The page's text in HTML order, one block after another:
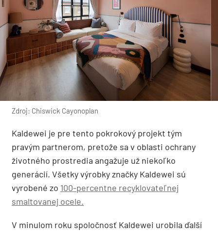
Zdroj: Chiswick Cayonoplan
Kaldewei je pre tento pokrokový projekt tým
pravým partnerom, pretože sa v oblasti ochrany
životného prostredia angažuje už niekoľko
generácií. Všetky výrobky značky Kaldewei sú
vyrobené zo 100-percentne recyklovateľnej
smaltovanej ocele.
V minulom roku spoločnosť Kaldewei urobila ďalší